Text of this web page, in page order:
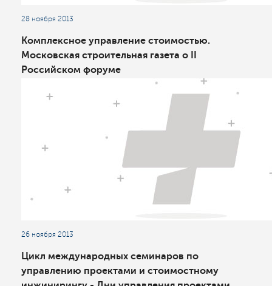
28 ноября 2013
Комплексное управление стоимостью.
Московская строительная газета о II
Российском форуме
26 ноября 2013
Цикл международных семинаров по
управлению проектами и стоимостному